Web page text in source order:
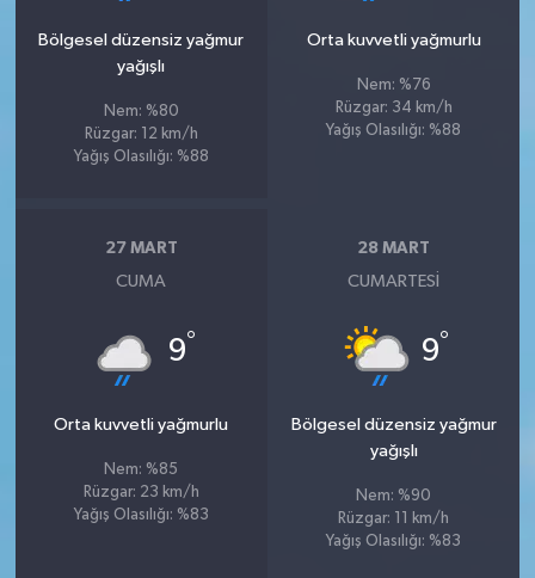
Bölgesel düzensiz yağmur
yağışlı
Nem: %80
Rüzgar: 12 km/h
Yağış Olasılığı: %88
Orta kuvvetli yağmurlu
Nem: %76
Rüzgar: 34 km/h
Yağış Olasılığı: %88
27 MART
CUMA
9°
Orta kuvvetli yağmurlu
Nem: %85
Rüzgar: 23 km/h
Yağış Olasılığı: %83
28 MART
CUMARTESI
9°
Bölgesel düzensiz yağmur
yağışlı
Nem: %90
Rüzgar: 11 km/h
Yağış Olasılığı: %83